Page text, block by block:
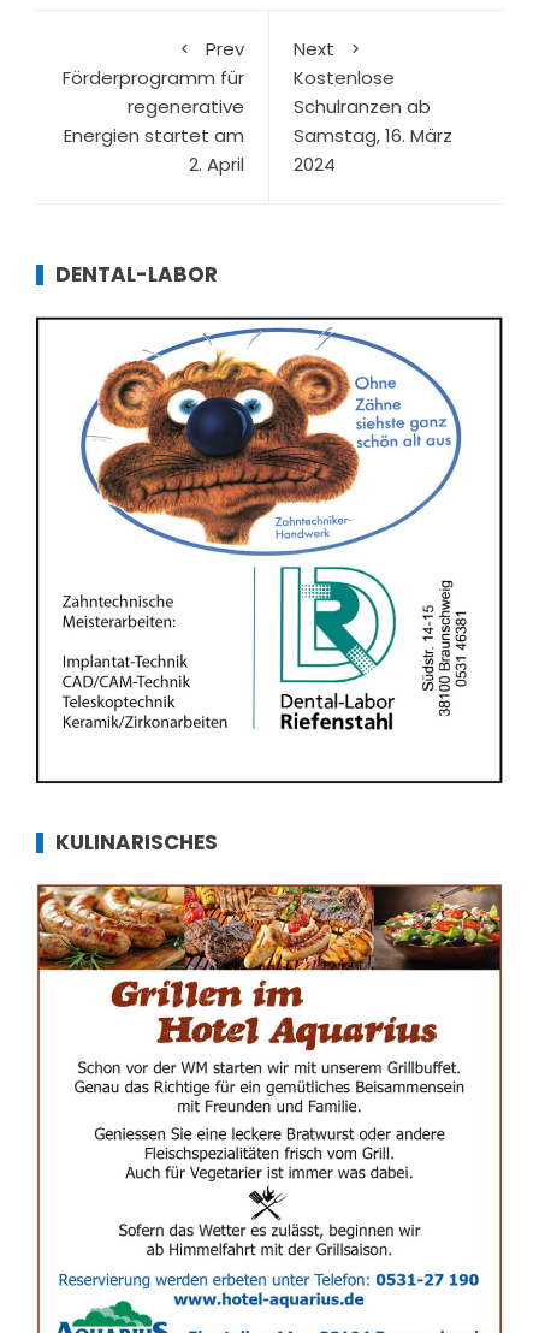
Prev
Förderprogramm für
regenerative
Energien startet am
2. April
Next
Kostenlose
Schulranzen ab
Samstag, 16. März
2024
DENTAL-LABOR
KULINARISCHES